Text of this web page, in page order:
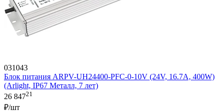
031043
Блок питания ARPV-UH24400-PFC-0-10V (24V, 16.7A, 400W)
(Arlight, IP67 Металл, 7 лет)
26 84721
₽/шт